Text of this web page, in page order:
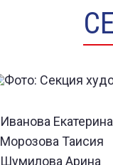
Иванова Екатерина
Морозова Таисия
Шумилова Арина